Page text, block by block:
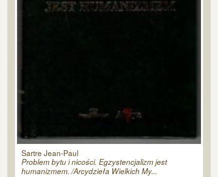
Sartre Jean-Paul
Problem bytu i nicości. Egzystencjalizm jest
humanizmem. /Arcydzieła Wielkich My...